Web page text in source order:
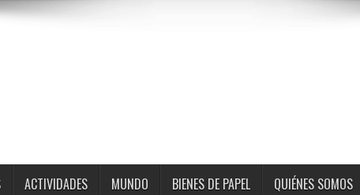
ACTIVIDADES MUNDO BIENES DE PAPEL QUIÉNES SOMOS